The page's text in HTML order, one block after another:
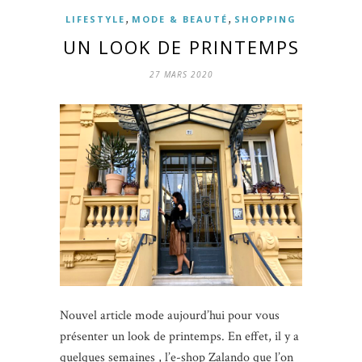
LIFESTYLE , MODE & BEAUTÉ , SHOPPING
UN LOOK DE PRINTEMPS
27 MARS 2020
Nouvel article mode aujourd’hui pour vous
présenter un look de printemps. En effet, il y a
quelques semaines , l’e-shop Zalando que l’on